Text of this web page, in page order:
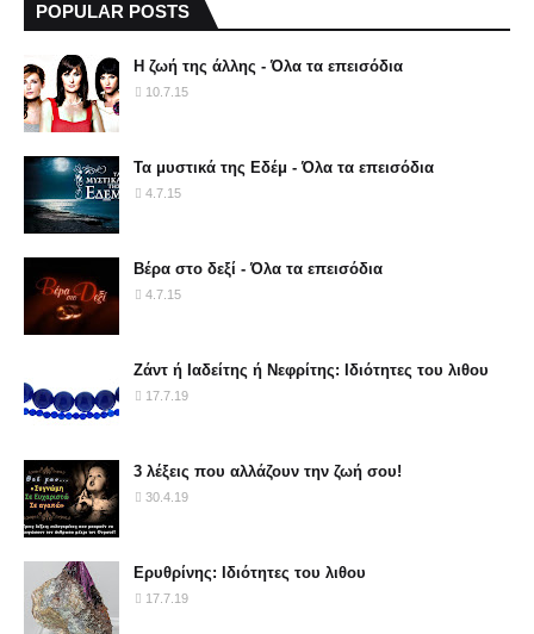
POPULAR POSTS
Η ζωή της άλλης - Όλα τα επεισόδια
10.7.15
Τα μυστικά της Εδέμ - Όλα τα επεισόδια
4.7.15
Βέρα στο δεξί - Όλα τα επεισόδια
4.7.15
Ζάντ ή Ιαδείτης ή Νεφρίτης: Ιδιότητες του λιθου
17.7.19
3 λέξεις που αλλάζουν την ζωή σου!
30.4.19
Ερυθρίνης: Ιδιότητες του λιθου
17.7.19